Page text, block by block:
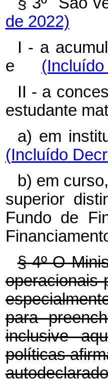
de 2022)
I - a
e (Incluído
II - a
estudante
a) em
(Incluído
b) em
superior
Fundo de
§ 4º O
operacionais
para
inclusive
políticas